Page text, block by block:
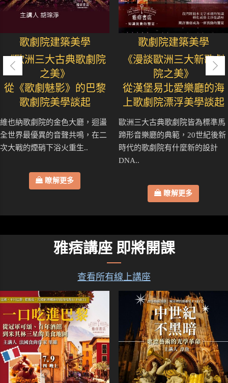
歌劇院建築美學
《歐洲三大古典歌劇院
之美》
從《歌劇魅影》的巴黎
歌劇院美學談起
維也納歌劇院的金色大廳，迴盪
全世界最優異的音聲共鳴，在二
次大戰的煙硝下浴火重生..
瞭解更多
歌劇院建築美學
《漫談歐洲三大新歌劇
院之美》
從漢堡易北愛樂廳的海
上歌劇院漂浮美學談起
歐洲三大古典歌劇院皆為標準馬
蹄形音樂廳的典範，20世紀後新
時代的歌劇院有什麼新的設計
DNA..
瞭解更多
雅痞講座 即將開課
查看所有線上講座